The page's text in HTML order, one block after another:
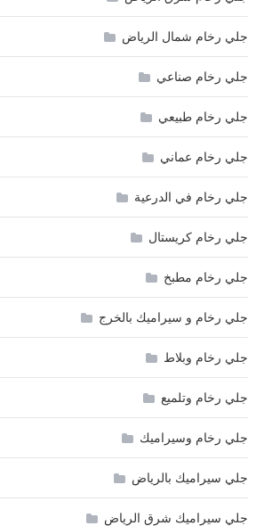
جلي رخام شمال الرياض
جلي رخام صناعي
جلي رخام طبيعي
جلي رخام عماني
جلي رخام في الدرعية
جلي رخام كريستال
جلي رخام مطبخ
جلي رخام و سيراميك بالخرج
جلي رخام وبلاط
جلي رخام وتلميع
جلي رخام وسيراميك
جلي سيراميك بالرياض
جلي سيراميك شرق الرياض